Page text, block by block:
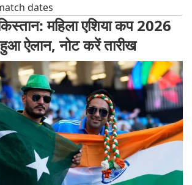
dates
महिला एशिया कप 2026
ऐलान, नोट करें तारीख